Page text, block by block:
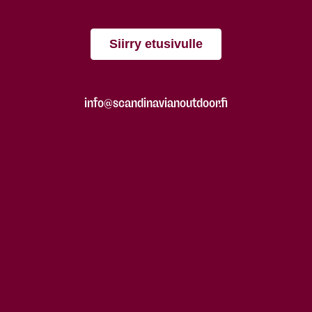
Siirry etusivulle
info@scandinavianoutdoor.fi